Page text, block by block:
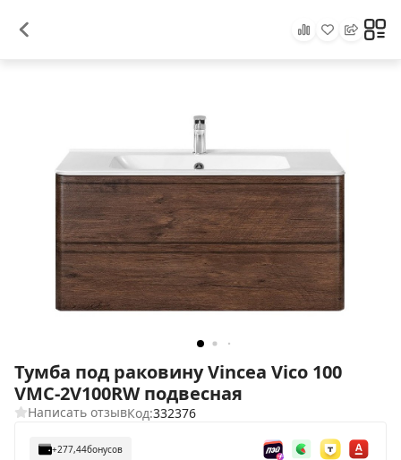
Тумба под раковину Vincea Vico 100
VMC-2V100RW подвесная
Написать отзывКод:332376
+277,44бонусов